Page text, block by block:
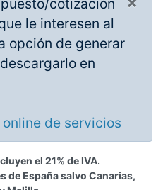
cotización
le interesen al
opción de generar
en
de servicios
el 21% de IVA.
de España salvo Canarias,